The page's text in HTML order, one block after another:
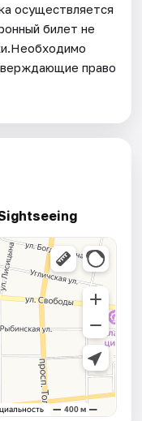
осуществляется
билет не
право